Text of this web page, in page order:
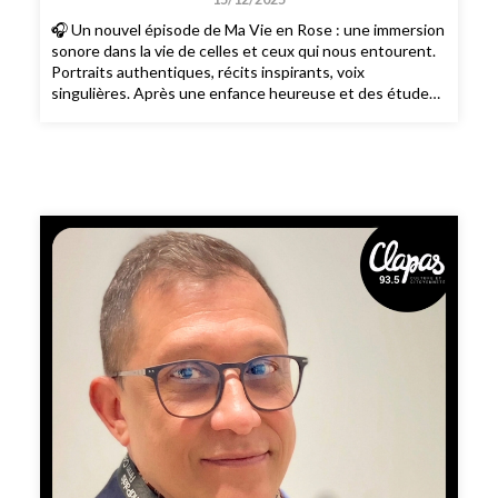
🎧 Un nouvel épisode de Ma Vie en Rose : une immersion
sonore dans la vie de celles et ceux qui nous entourent.
Portraits authentiques, récits inspirants, voix
singulières. Après une enfance heureuse et des études
concrétiser son rêve caché. Irrésistiblement attiré par la
scène, il comprend alors que le théâtre est le lieu où il se
sent véritablement vivant. Après quelques larmes, des
questions et des réponses, il se forme dans une école d
´art dramatique puis se lance rapidement dans le grand
bain ... Aujourd´hui, il est comédien et marionnettiste.
Mon coeur d´enfant lui a posé des questions sur son
métier de marionnettiste. En ce moment, il sillonne les
routes pour la grande tournée de fin d´année avec son
spectacle « Noël en Laponie ». Prêts pour un voyage
enchanté ? Ho Ho ho ! Partons à la rencontre du Père
Noël ... heu non, de Mathias !📻 Pour ne manquer aucun
nouvel épisode de «Ma Vie en Rose», abonnez-vous dès